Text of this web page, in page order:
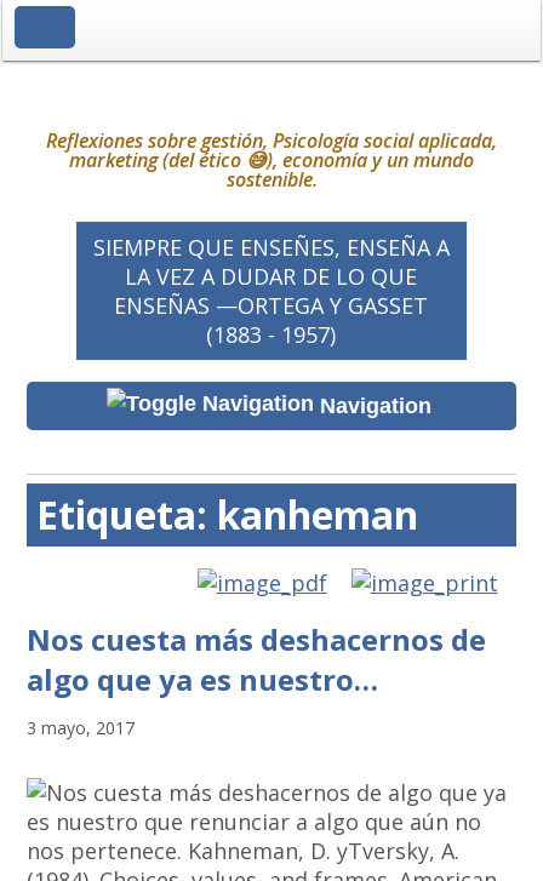
Reflexiones sobre gestión, Psicología social aplicada,
marketing (del ético 😅), economía y un mundo
sostenible.
SIEMPRE QUE ENSEÑES, ENSEÑA A
LA VEZ A DUDAR DE LO QUE
ENSEÑAS —ORTEGA Y GASSET
(1883 - 1957)
Navigation
Etiqueta: kanheman
Nos cuesta más deshacernos de
algo que ya es nuestro…
3 mayo, 2017